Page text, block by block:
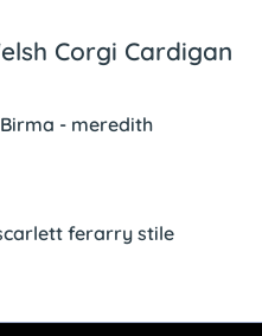
Corgi Cardigan
- meredith
ferarry stile